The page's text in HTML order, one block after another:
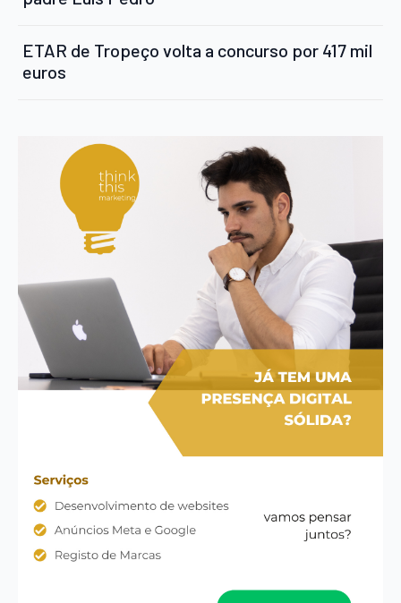
ETAR de Tropeço volta a concurso por 417 mil
euros